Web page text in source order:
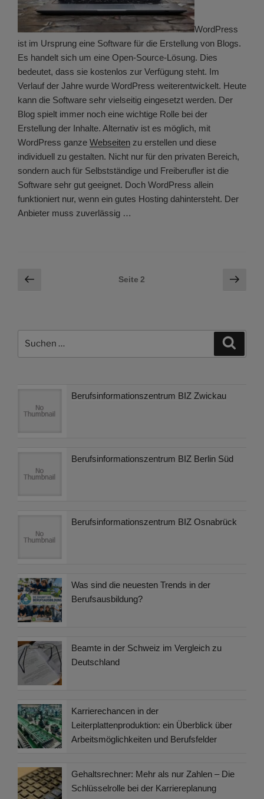
WordPress
ist im Ursprung eine Software für die Erstellung von Blogs.
Es handelt sich um eine Open-Source-Lösung. Dies
bedeutet, dass sie kostenlos zur Verfügung steht. Im
Verlauf der Jahre wurde WordPress weiterentwickelt. Heute
kann die Software sehr vielseitig eingesetzt werden. Der
Blog spielt immer noch eine wichtige Rolle bei der
Erstellung der Inhalte. Alternativ ist es möglich, mit
WordPress ganze Webseiten zu erstellen und diese
individuell zu gestalten. Nicht nur für den privaten Bereich,
sondern auch für Selbstständige und Freiberufler ist die
Software sehr gut geeignet. Doch WordPress allein
funktioniert nur, wenn ein gutes Hosting dahintersteht. Der
Anbieter muss zuverlässig …
Seitennummerierung
Vorherige
Seite2
Berufsinformationszentrum BIZ Zwickau
Berufsinformationszentrum BIZ Berlin Süd
Berufsinformationszentrum BIZ Osnabrück
Was sind die neuesten Trends in der
Berufsausbildung?
Beamte in der Schweiz im Vergleich zu
Deutschland
Karrierechancen in der
Leiterplattenproduktion: ein Überblick über
Arbeitsmöglichkeiten und Berufsfelder
Gehaltsrechner: Mehr als nur Zahlen – Die
Schlüsselrolle bei der Karriereplanung